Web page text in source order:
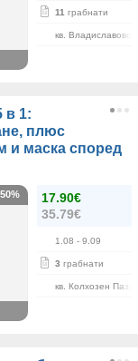
11 грабнати
кв. Владиславово
в 1:
плюс
и маска според
17.90€
35.79€
1.08 - 9.09
3 грабнати
кв. Колхозен